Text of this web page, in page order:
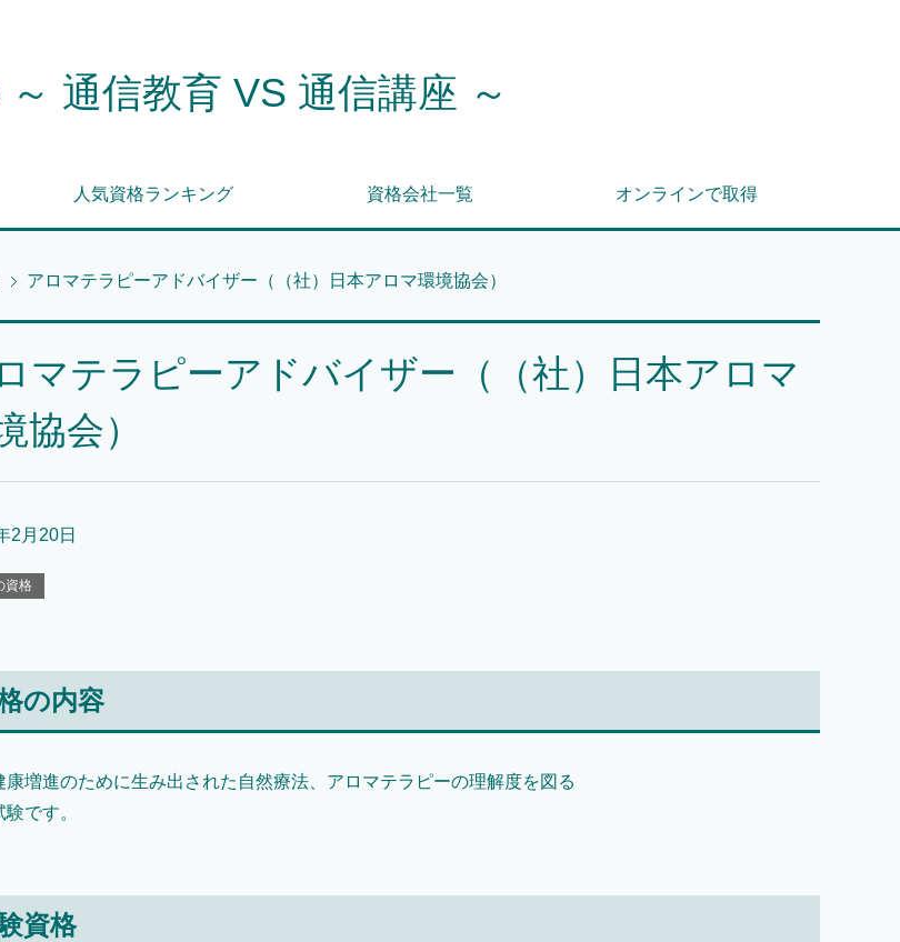
通信教育 VS 通信講座 ～
人気資格ランキング 資格会社一覧 オンラインで取得
アロマテラピーアドバイザー（（社）日本アロマ環境協会）
マテラピーアドバイザー（（社）日本アロマ
協会）
2月20日
資格
の内容
康増進のために生み出された自然療法、アロマテラピーの理解度を図る
です。
資格